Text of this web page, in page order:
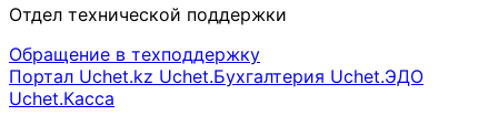
Отдел технической поддержки
Обращение в техподдержку
Портал Uchet.kz Uchet.Бухгалтерия Uchet.ЭДО
Uchet.Касса